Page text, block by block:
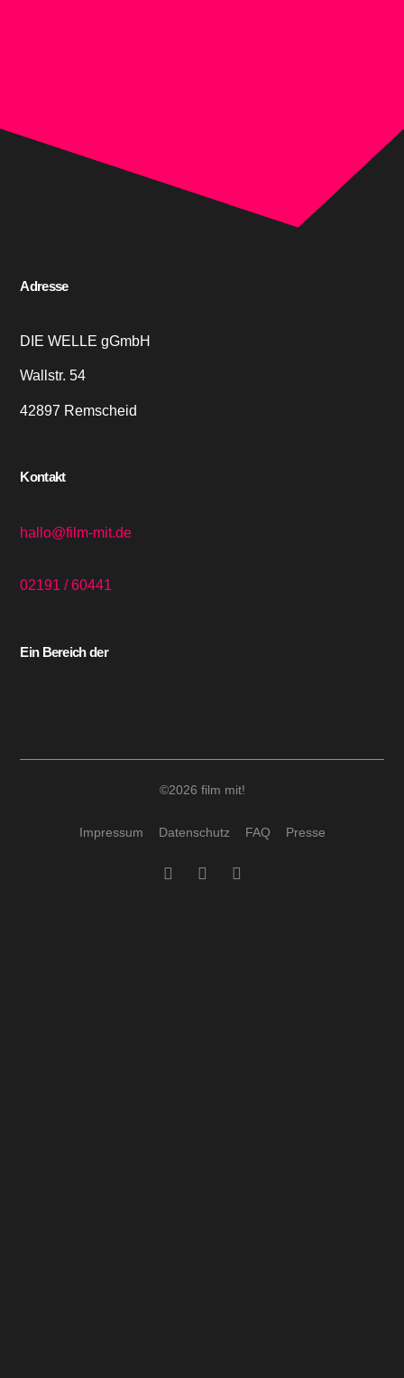
Adresse
DIE WELLE gGmbH
Wallstr. 54
42897 Remscheid
Kontakt
hallo@film-mit.de
02191 / 60441
Ein Bereich der
©2026 film mit!
Impressum Datenschutz FAQ Presse